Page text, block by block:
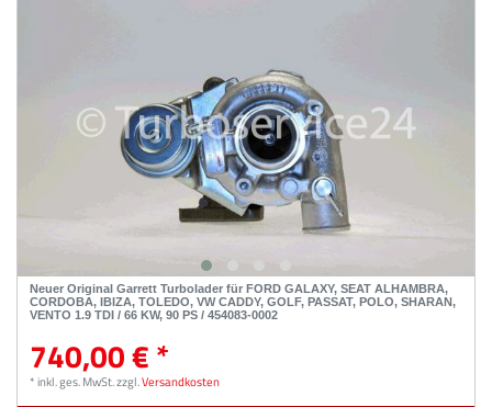
Neuer Original Garrett Turbolader für FORD GALAXY, SEAT ALHAMBRA,
CORDOBA, IBIZA, TOLEDO, VW CADDY, GOLF, PASSAT, POLO, SHARAN,
VENTO 1.9 TDI / 66 KW, 90 PS / 454083-0002
740,00 € *
*inkl. ges. MwSt.zzgl.Versandkosten